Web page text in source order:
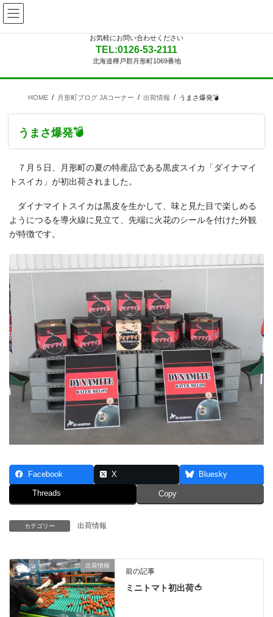
コ
ン
テ
移
ナ
ビ
ゲ
ン
お気軽にお問い合わせください
TEL:0126-53-2111
北海道樺戸郡月形町1069番地
HOME 月形町ブログ JAコーナー 出荷情報 うまさ爆発💣
うまさ爆発💣
７月５日、月形町の夏の特産品である黒皮スイカ「ダイナマイ
トスイカ」が初出荷されました。
ダイナマイトスイカは黒皮を生かして、味と見た目で楽しめる
ようにつるを導火線に見立て、先端に火花のシールを付けた外観
が特徴です。
Facebook X Bluesky
Threads Copy
カテゴリー 出荷情報
出荷情報
前の記事
ミニトマト初出荷🍅